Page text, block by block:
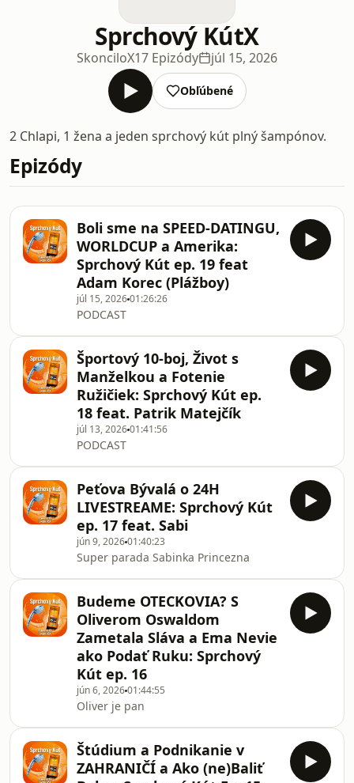
Sprchový KútX
SkonciloX17 Epizódy júl 15, 2026
Obľúbené
2 Chlapi, 1 žena a jeden sprchový kút plný šampónov.
Epizódy
Boli sme na SPEED-DATINGU,
WORLDCUP a Amerika:
Sprchový Kút ep. 19 feat
Adam Korec (Plážboy)
júl 15, 202601:26:26
PODCAST
Športový 10-boj, Život s
Manželkou a Fotenie
Ružičiek: Sprchový Kút ep.
18 feat. Patrik Matejčík
júl 13, 202601:41:56
PODCAST
Peťova Bývalá o 24H
LIVESTREAME: Sprchový Kút
ep. 17 feat. Sabi
jún 9, 202601:40:23
Super parada Sabinka Princezna
Budeme OTECKOVIA? S
Oliverom Oswaldom
Zametala Sláva a Ema Nevie
ako Podať Ruku: Sprchový
Kút ep. 16
jún 6, 202601:44:55
Oliver je pan
Štúdium a Podnikanie v
ZAHRANIČÍ a Ako (ne)Baliť